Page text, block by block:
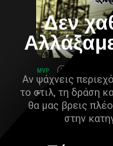
Δεν
Αν ψάχνεις
το στιλ, τη δράση
θα μας βρεις
στην